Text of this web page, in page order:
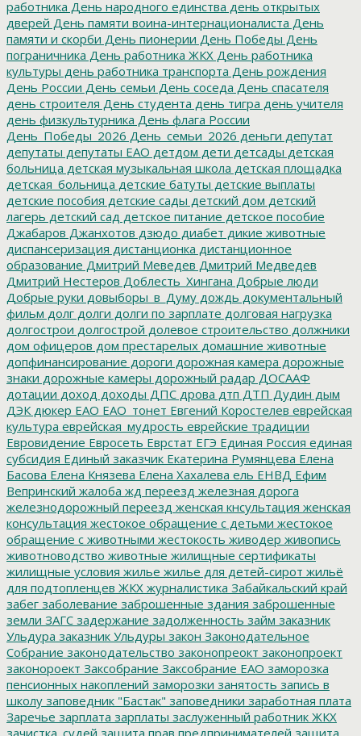
работника День народного единства день открытых
дверей День памяти воина-интернационалиста День
памяти и скорби День пионерии День Победы День
пограничника День работника ЖКХ День работника
культуры день работника транспорта День рождения
День России День семьи День соседа День спасателя
день строителя День студента день тигра день учителя
день физкультурника День флага России
День_Победы_2026 День_семьи_2026 деньги депутат
депутаты депутаты ЕАО детдом дети детсады детская
больница детская музыкальная школа детская площадка
детская_больница детские батуты детские выплаты
детские пособия детские сады детский дом детский
лагерь детский сад детское питание детское пособие
Джабаров Джанхотов дзюдо диабет дикие животные
диспансеризация дистанционка дистанционное
образование Дмитрий Меведев Дмитрий Медведев
Дмитрий Нестеров Доблесть_Хингана Добрые люди
Добрые руки довыборы_в_Думу дождь документальный
фильм долг долги долги по зарплате долговая нагрузка
долгострои долгострой долевое строительство должники
дом офицеров дом престарелых домашние животные
допфинансирование дороги дорожная камера дорожные
знаки дорожные камеры дорожный радар ДОСААФ
дотации доход доходы ДПС дрова дтп ДТП Дудин дым
ДЭК дюкер ЕАО ЕАО_тонет Евгений Коростелев еврейская
культура еврейская_мудрость еврейские традиции
Евровидение Евросеть Еврстат ЕГЭ Единая Россия единая
субсидия Единый заказчик Екатерина Румянцева Елена
Басова Елена Князева Елена Хахалева ель ЕНВД Ефим
Вепринский жалоба жд переезд железная дорога
железнодорожный переезд женская кнсультация женская
консультация жестокое обращение с детьми жестокое
обращение с животными жестокость живодер живопись
животноводство животные жилищные сертификаты
жилищные условия жилье жилье для детей-сирот жильё
для подтопленцев ЖКХ журналистика Забайкальский край
забег заболевание заброшенные здания заброшенные
земли ЗАГС задержание задолженность займ заказник
Ульдура заказник Ульдуры закон Законодательное
Собрание законодательство законопреокт законопроект
законороект Заксобрание Заксобрание ЕАО заморозка
пенсионных накоплений заморозки занятость запись в
школу заповедник "Бастак" заповедники заработная плата
Заречье зарплата зарплаты заслуженный работник ЖКХ
зачистка_судей защита прав предпринимателей защита